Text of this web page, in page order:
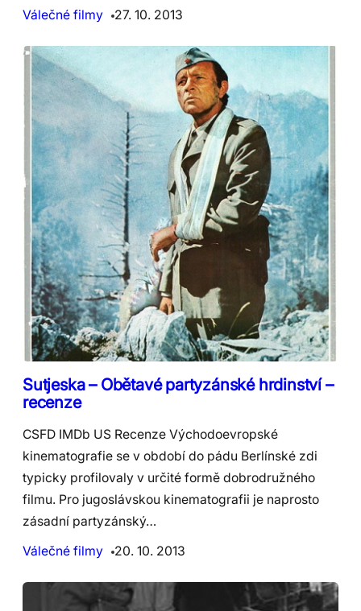
Válečné filmy
27. 10. 2013
Sutjeska – Obětavé partyzánské hrdinství –
recenze
CSFD IMDb US Recenze Východoevropské
kinematografie se v období do pádu Berlínské zdi
typicky profilovaly v určité formě dobrodružného
filmu. Pro jugoslávskou kinematografii je naprosto
zásadní partyzánský…
Válečné filmy
20. 10. 2013